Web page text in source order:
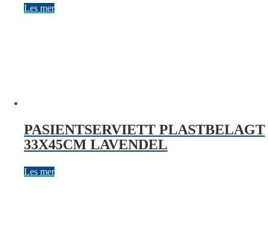
Les mer
PASIENTSERVIETT PLASTBELAGT
33X45CM LAVENDEL
Les mer